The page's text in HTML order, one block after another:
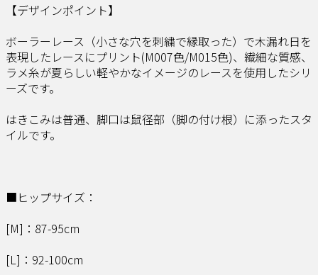
【デザインポイント】
ボーラーレース（小さな穴を刺繍で縁取った）で木漏れ日を
表現したレースにプリント(M007色/M015色)、繊細な質感、
ラメ糸が夏らしい軽やかなイメージのレースを使用したシリ
ーズです。
はきこみは普通、脚口は鼠径部（脚の付け根）に添ったスタ
イルです。
■ヒップサイズ：
[M]：87-95cm
[L]：92-100cm